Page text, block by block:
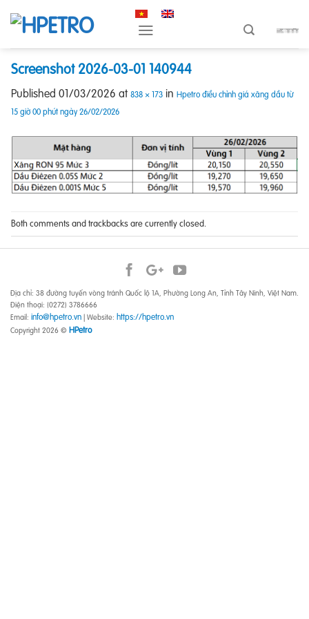
content
Screenshot 2026-03-01 140944
Published 01/03/2026 at 838 × 173 in Hpetro điều chỉnh giá xăng dầu từ
15 giờ 00 phút ngày 26/02/2026
Both comments and trackbacks are currently closed.
Địa chỉ: 38 đường tuyến vòng tránh Quốc lộ 1A, Phường Long An, Tỉnh Tây Ninh, Việt Nam.
Điện thoại: (0272) 3786666
Email: info@hpetro.vn | Website: https://hpetro.vn
Copyright 2026 © HPetro